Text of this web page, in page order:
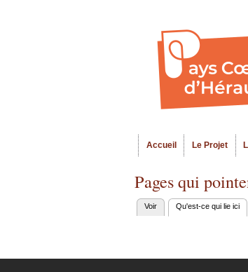
Menu principal
Accueil Le Projet
Pages qui
Onglets
Voir Qu'est-ce qui lie ici